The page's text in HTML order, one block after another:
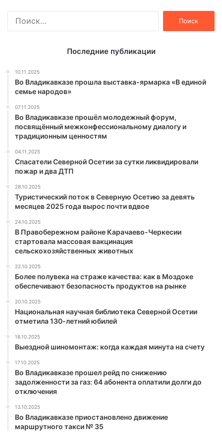
Последние публикации
10.11.2025
Во Владикавказе прошла выставка-ярмарка «В единой
семье народов»
07.11.2025
Во Владикавказе прошёл молодежный форум,
посвящённый межконфессиональному диалогу и
традиционным ценностям
04.11.2025
Спасатели Северной Осетии за сутки ликвидировали
пожар и два ДТП
28.10.2025
Туристический поток в Северную Осетию за девять
месяцев 2025 года вырос почти вдвое
24.10.2025
В Правобережном районе Карачаево-Черкесии
стартовала массовая вакцинация
сельскохозяйственных животных
22.10.2025
Более полувека на страже качества: как в Моздоке
обеспечивают безопасность продуктов на рынке
20.10.2025
Национальная научная библиотека Северной Осетии
отметила 130-летний юбилей
18.10.2025
Выездной шиномонтаж: когда каждая минута на счету
17.10.2025
Во Владикавказе прошел рейд по снижению
задолженности за газ: 64 абонента оплатили долги до
отключения
13.10.2025
Во Владикавказе приостановлено движение
маршрутного такси № 35